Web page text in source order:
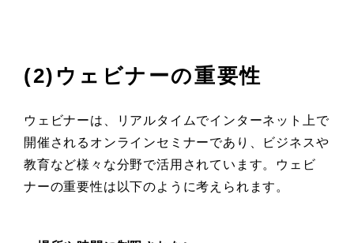
(2)ウェビナーの重要性
ウェビナーは、リアルタイムでインターネット上で
開催されるオンラインセミナーであり、ビジネスや
教育など様々な分野で活用されています。ウェビ
ナーの重要性は以下のように考えられます。